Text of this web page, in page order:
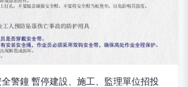
警鐘 暫停建設、施工、監理單位招投